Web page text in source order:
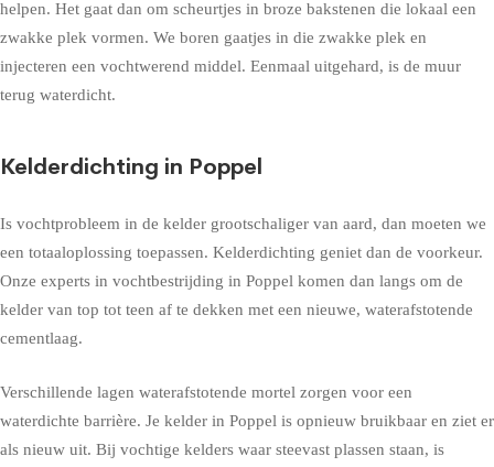
helpen. Het gaat dan om scheurtjes in broze bakstenen die lokaal een
zwakke plek vormen. We boren gaatjes in die zwakke plek en
injecteren een vochtwerend middel. Eenmaal uitgehard, is de muur
terug waterdicht.
Kelderdichting in Poppel
Is vochtprobleem in de kelder grootschaliger van aard, dan moeten we
een totaaloplossing toepassen. Kelderdichting geniet dan de voorkeur.
Onze experts in vochtbestrijding in Poppel komen dan langs om de
kelder van top tot teen af te dekken met een nieuwe, waterafstotende
cementlaag.
Verschillende lagen waterafstotende mortel zorgen voor een
waterdichte barrière. Je kelder in Poppel is opnieuw bruikbaar en ziet er
als nieuw uit. Bij vochtige kelders waar steevast plassen staan, is